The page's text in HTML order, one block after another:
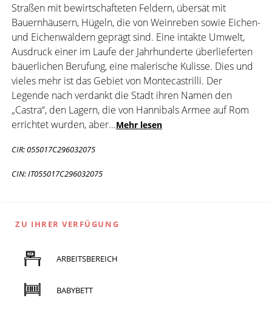
Straßen mit bewirtschafteten Feldern, übersät mit
Bauernhäusern, Hügeln, die von Weinreben sowie Eichen-
und Eichenwäldern geprägt sind. Eine intakte Umwelt,
Ausdruck einer im Laufe der Jahrhunderte überlieferten
bäuerlichen Berufung, eine malerische Kulisse. Dies und
vieles mehr ist das Gebiet von Montecastrilli. Der
Legende nach verdankt die Stadt ihren Namen den
„Castra“, den Lagern, die von Hannibals Armee auf Rom
errichtet wurden, aber...Mehr lesen
CIR: 055017C296032075
CIN: IT055017C296032075
ZU IHRER VERFÜGUNG
ARBEITSBEREICH
BABYBETT